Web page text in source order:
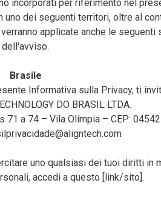
incorporati per riferimento nel
uno dei seguenti territori, oltre al
applicate anche le seguenti
dell'avviso.
Brasile
Informativa sulla Privacy, ti
DO BRASIL LTDA.
71 a 74 – Vila Olímpia – CEP:
uno qualsiasi dei tuoi diritti in
accedi a questo [link/sito].